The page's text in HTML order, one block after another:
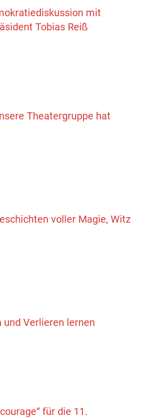
mit
Tobias Reiß
Theatergruppe hat
voller Magie, Witz
und Verlieren lernen
für die 11.